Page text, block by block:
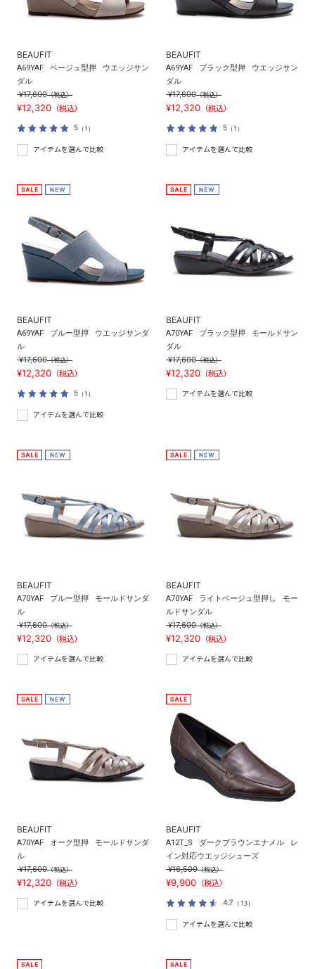
BEAUFIT
A69YAF ベージュ型押
ウエッジサン
ダル
¥17,600（税込）
¥12,320 （税込）
5（1）
アイテムを選んで比較
BEAUFIT
A69YAF ブラック型押
ウエッジサン
ダル
¥17,600（税込）
¥12,320 （税込）
5（1）
アイテムを選んで比較
BEAUFIT
A69YAF ブルー型押
ウエッジサンダ
ル
¥17,600（税込）
¥12,320 （税込）
5（1）
アイテムを選んで比較
BEAUFIT
A70YAF ブラック型押
モールドサン
ダル
¥17,600（税込）
¥12,320 （税込）
アイテムを選んで比較
BEAUFIT
A70YAF ブルー型押
モールドサンダ
ル
¥17,600（税込）
¥12,320 （税込）
アイテムを選んで比較
BEAUFIT
A70YAF ライトベージュ型押し
モー
ルドサンダル
¥17,600（税込）
¥12,320 （税込）
アイテムを選んで比較
BEAUFIT
A70YAF オーク型押
モールドサンダ
ル
¥17,600（税込）
¥12,320 （税込）
アイテムを選んで比較
BEAUFIT
A12T_S ダークブラウンエナメル
レ
イン対応ウエッジシューズ
¥16,500（税込）
¥9,900 （税込）
4.7 （13）
アイテムを選んで比較